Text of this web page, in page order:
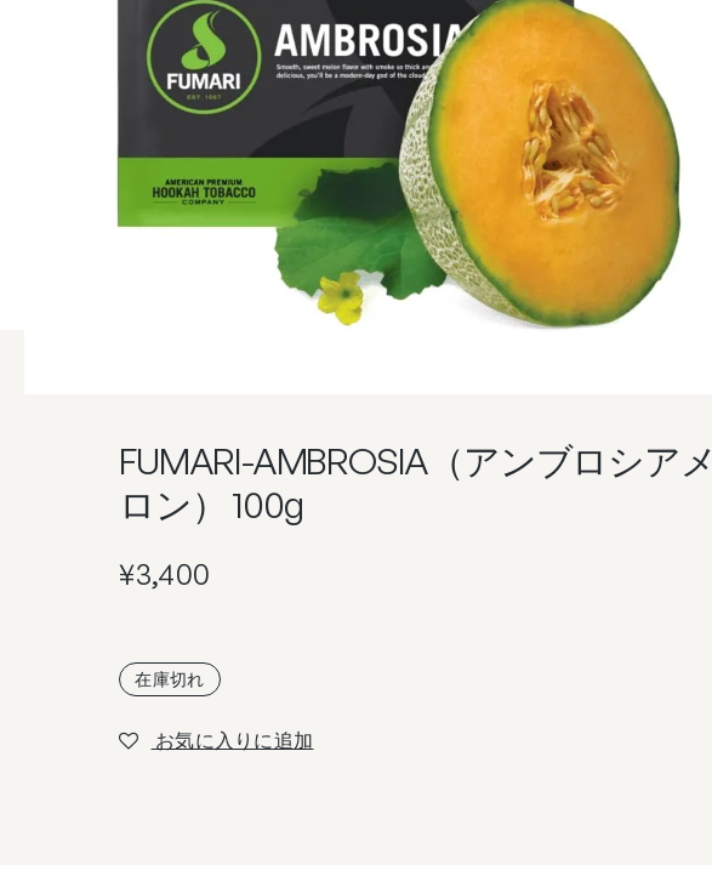
FUMARI-AMBROSIA（アンブロシアメ
ロン） 100g
¥3,400
在庫切れ
お気に入りに追加